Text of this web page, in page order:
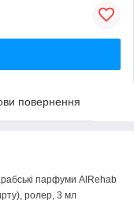
повернення
парфуми AlRehab
ролер, 3 мл